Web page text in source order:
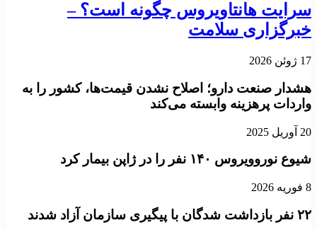
سرایت هانتاویروس چگونه است؟ –
خبرگزاری سلامت
17 ژوئن 2026
هشدار صنعت دارو؛ اصلاح نشدن قیمت‌ها، کشور را به
واردات پرهزینه وابسته می‌کند
20 آوریل 2025
شیوع نوروویروس ۱۴۰ نفر را در ژاپن بیمار کرد
8 فوریه 2026
۲۲ نفر بازداشت شدگان با پیگیری سازمان آزاد شدند